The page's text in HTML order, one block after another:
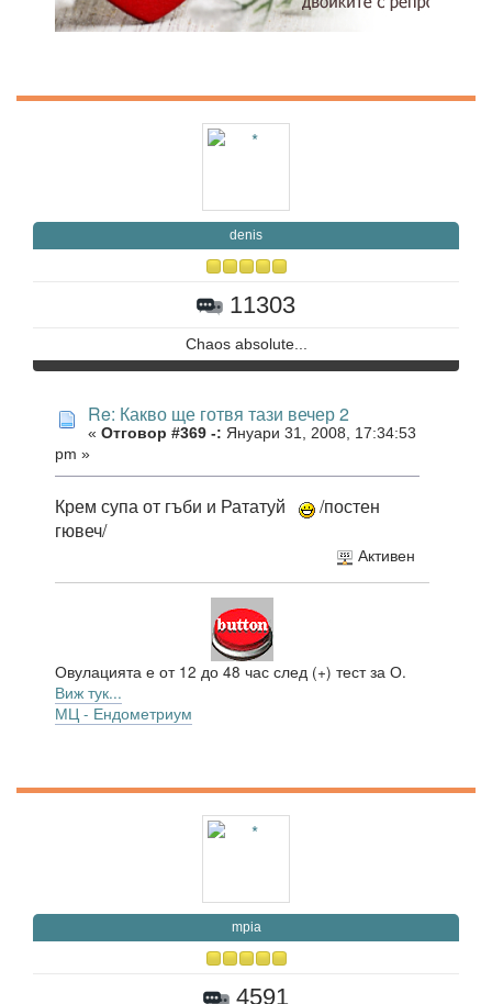
denis
11303
Chaos absolute...
Re: Какво ще готвя тази вечер 2
« Отговор #369 -: Януари 31, 2008, 17:34:53
pm »
Крем супа от гъби и Рататуй
/постен
гювеч/
Активен
Овулацията е от 12 до 48 час след (+) тест за О.
Виж тук...
МЦ - Ендометриум
mpia
4591